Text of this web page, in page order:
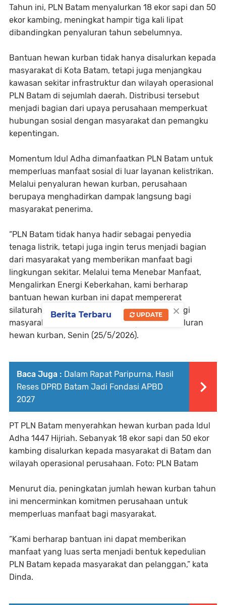
Tahun ini, PLN Batam menyalurkan 18 ekor sapi dan 50
ekor kambing, meningkat hampir tiga kali lipat
dibandingkan penyaluran tahun sebelumnya.
Bantuan hewan kurban tidak hanya disalurkan kepada
masyarakat di Kota Batam, tetapi juga menjangkau
kawasan sekitar infrastruktur dan wilayah operasional
PLN Batam di sejumlah daerah. Distribusi tersebut
menjadi bagian dari upaya perusahaan memperkuat
hubungan sosial dengan masyarakat dan pemangku
kepentingan.
Momentum Idul Adha dimanfaatkan PLN Batam untuk
memperluas manfaat sosial di luar layanan kelistrikan.
Melalui penyaluran hewan kurban, perusahaan
berupaya menghadirkan dampak langsung bagi
masyarakat penerima.
“PLN Batam tidak hanya hadir sebagai penyedia
tenaga listrik, tetapi juga ingin terus menjadi bagian
dari masyarakat yang memberikan manfaat bagi
lingkungan sekitar. Melalui tema Menebar Manfaat,
Mengalirkan Energi Keberkahan, kami berharap
bantuan hewan kurban ini dapat mempererat
silaturahmi dan menghadirkan keberkahan bagi
masyarakat,” ujar Dinda dalam kegiatan penyaluran
hewan kurban, Senin (25/5/2026).
Baca Juga : Dalam Rapat Paripurna, Hasil
Reses DPRD Batam Jadi Fondasi APBD
2027
PT PLN Batam menyerahkan hewan kurban pada Idul
Adha 1447 Hijriah. Sebanyak 18 ekor sapi dan 50 ekor
kambing disalurkan kepada masyarakat di Batam dan
wilayah operasional perusahaan. Foto: PLN Batam
Menurut dia, peningkatan jumlah hewan kurban tahun
ini mencerminkan komitmen perusahaan untuk
memperluas manfaat bagi masyarakat.
“Kami berharap bantuan ini dapat memberikan
manfaat yang luas serta menjadi bentuk kepedulian
PLN Batam kepada masyarakat dan pelanggan,” kata
Dinda.
×
Berita Terbaru UPDATE